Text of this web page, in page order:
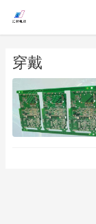
穿戴